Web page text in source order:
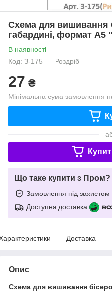
Схема для вишивання
габардині, формат А5
В наявності
Код: З-175
Роздріб
27 ₴
Мінімальна сума замовлення
Що таке купити з Пром?
Замовлення під захистом
Доступна доставка
Доставка
Опис
Схема для вишивання